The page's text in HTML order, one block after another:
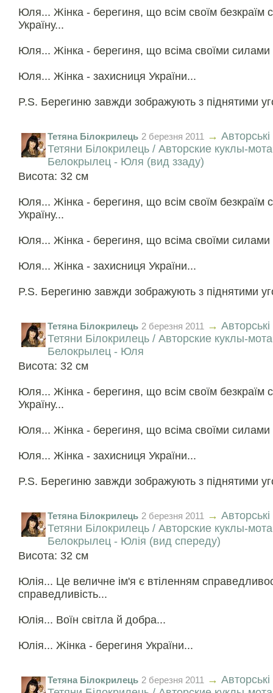
Юля... Жінка - берегиня, що всім своїм безкраїм
Україну...
Юля... Жінка - берегиня, що всіма своїми силами
Юля... Жінка - захисниця України...
P.S. Берегиню завжди зображують з піднятими
Тетяна Білокрилець 2 березня 2011 →
Тетяни Білокрилець / Авторские куклы-
Белокрылец - Юля (вид ззаду)
Висота: 32 см
Юля... Жінка - берегиня, що всім своїм безкраїм
Україну...
Юля... Жінка - берегиня, що всіма своїми силами
Юля... Жінка - захисниця України...
P.S. Берегиню завжди зображують з піднятими
Тетяна Білокрилець 2 березня 2011 →
Тетяни Білокрилець / Авторские куклы-
Белокрылец - Юля
Висота: 32 см
Юля... Жінка - берегиня, що всім своїм безкраїм
Україну...
Юля... Жінка - берегиня, що всіма своїми силами
Юля... Жінка - захисниця України...
P.S. Берегиню завжди зображують з піднятими
Тетяна Білокрилець 2 березня 2011 →
Тетяни Білокрилець / Авторские куклы-
Белокрылец - Юлія (вид спереду)
Висота: 32 см
Юлія... Це величне ім'я є втіленням
справедливість...
Юлія... Воїн світла й добра...
Юлія... Жінка - берегиня України...
Тетяна Білокрилець 2 березня 2011 →